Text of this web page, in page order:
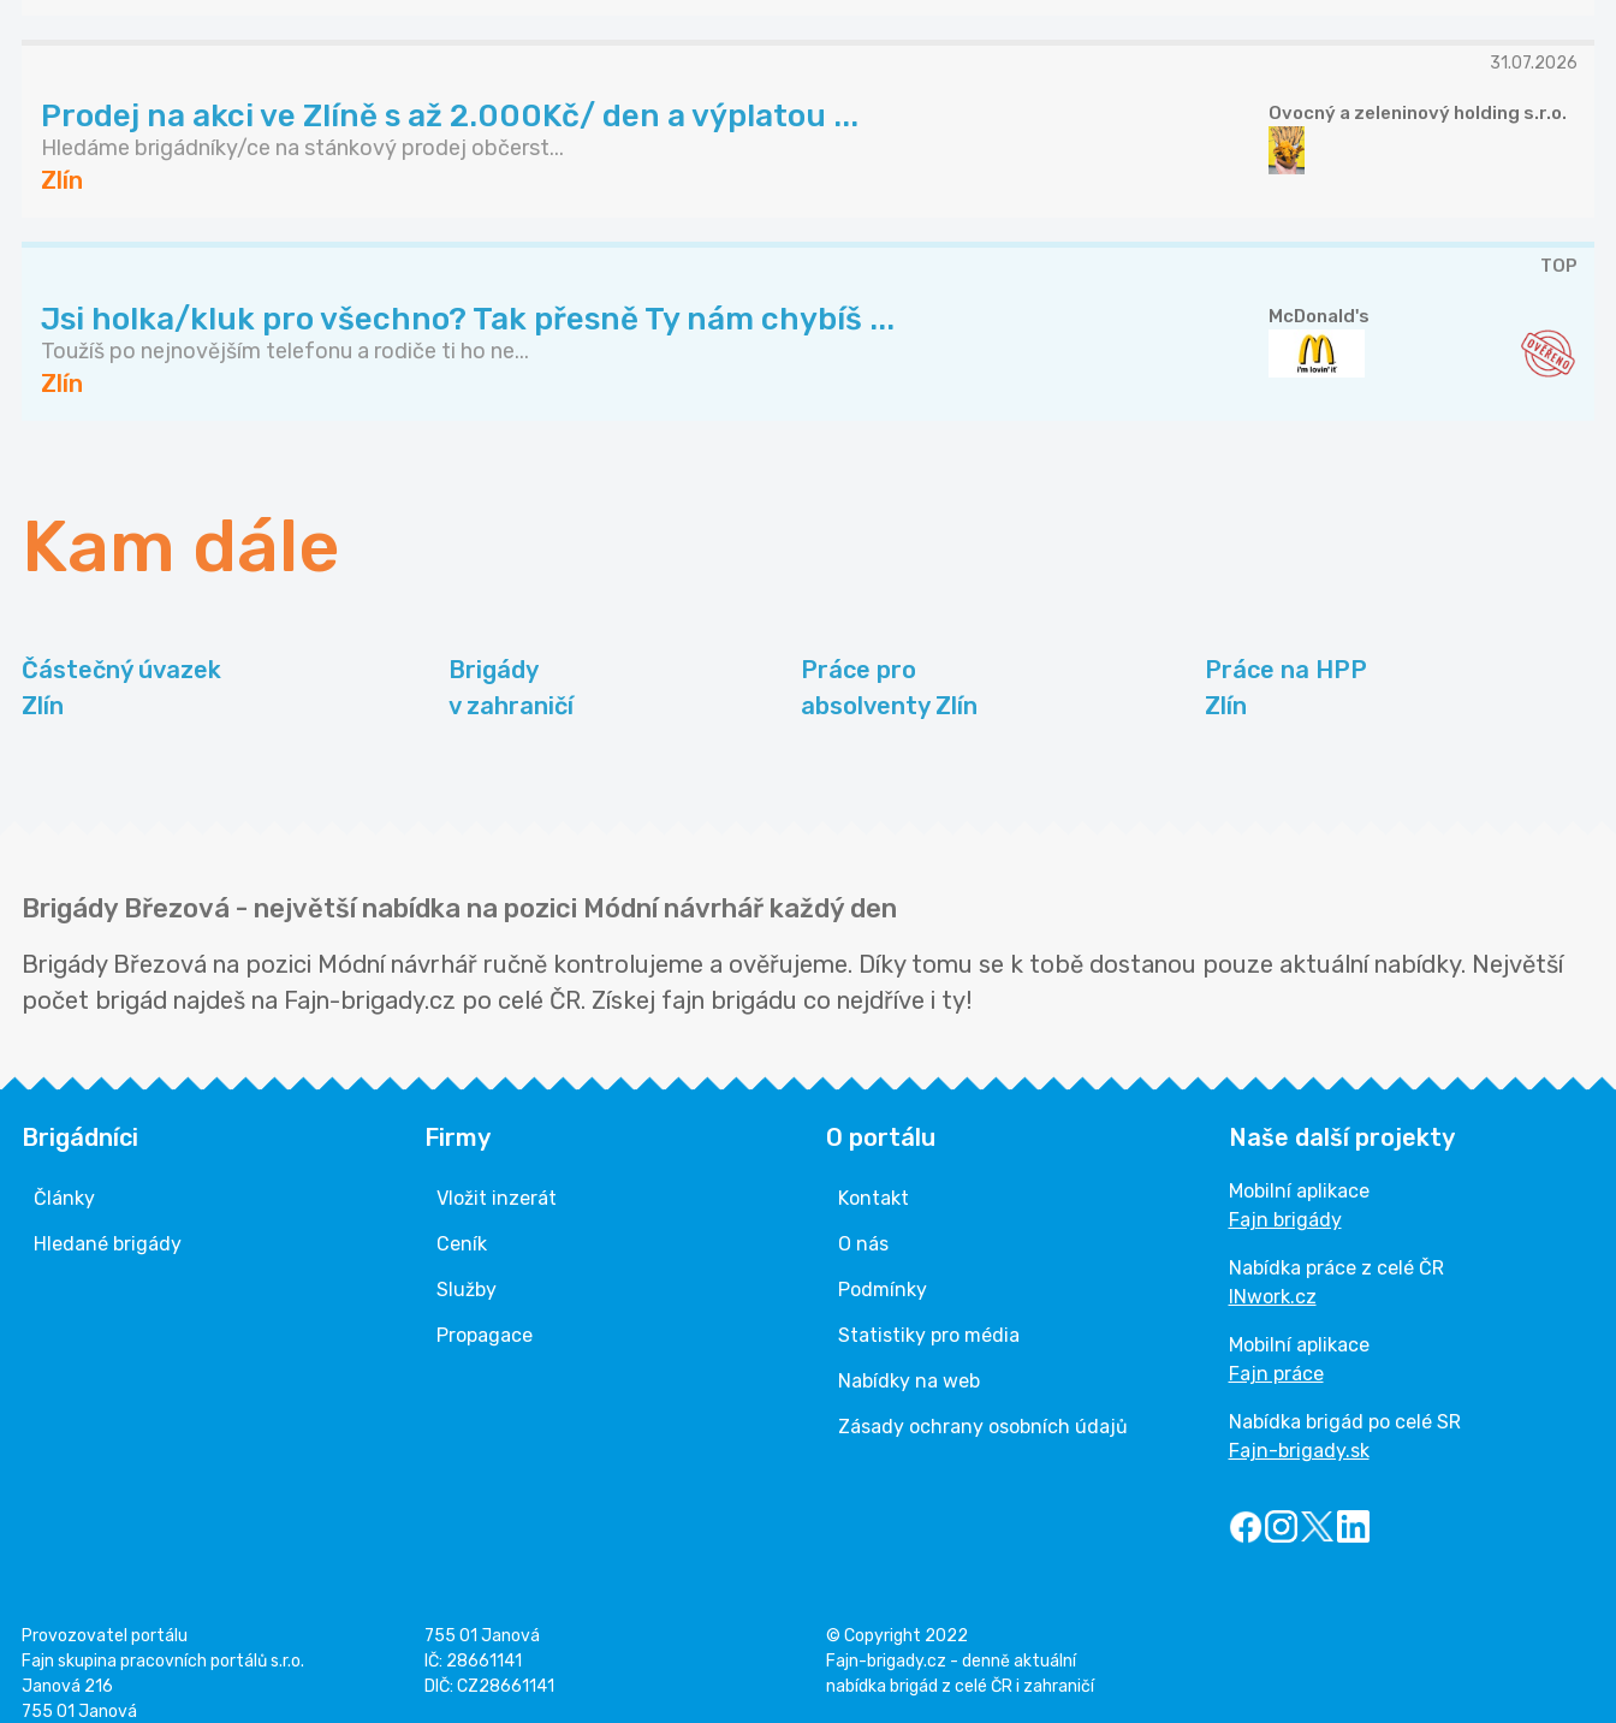
31.07.2026
Prodej na akci ve Zlíně s až 2.000Kč/ den a výplatou ...
Hledáme brigádníky/ce na stánkový prodej občerst...
Zlín
Ovocný a zeleninový holding s.r.o.
TOP
Jsi holka/kluk pro všechno? Tak přesně Ty nám chybíš ...
Toužíš po nejnovějším telefonu a rodiče ti ho ne...
Zlín
McDonald's
Kam dále
Částečný úvazek
Zlín
Brigády
v zahraničí
Práce pro
absolventy Zlín
Práce na HPP
Zlín
Brigády Březová - největší nabídka na pozici Módní návrhář každý den
Brigády Březová na pozici Módní návrhář ručně kontrolujeme a ověřujeme. Díky tomu se k tobě dostanou pouze aktuální nabídky. Největší
počet brigád najdeš na Fajn-brigady.cz po celé ČR. Získej fajn brigádu co nejdříve i ty!
Brigádníci
Články
Hledané brigády
Firmy
Vložit inzerát
Ceník
Služby
Propagace
O portálu
Kontakt
O nás
Podmínky
Statistiky pro média
Nabídky na web
Zásady ochrany osobních údajů
Naše další projekty
Mobilní aplikace
Fajn brigády
Nabídka práce z celé ČR
INwork.cz
Mobilní aplikace
Fajn práce
Nabídka brigád po celé SR
Fajn-brigady.sk
Provozovatel portálu
Fajn skupina pracovních portálů s.r.o.
Janová 216
755 01 Janová
755 01 Janová
IČ: 28661141
DIČ: CZ28661141
© Copyright 2022
Fajn-brigady.cz - denně aktuální
nabídka brigád z celé ČR i zahraničí